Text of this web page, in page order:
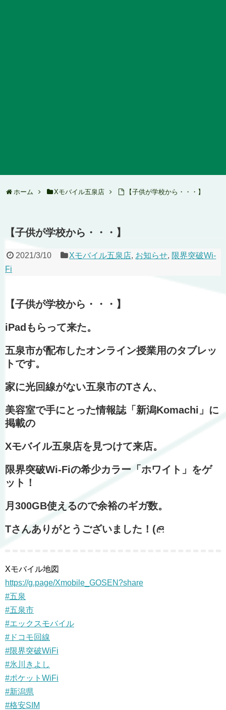
ホーム Xモバイル五泉店 【子供が学校から・・・】
【子供が学校から・・・】
2021/3/10 Xモバイル五泉店, お知らせ, 限界突破Wi-
Fi
【子供が学校から・・・】
iPadもらって来た。
五泉市が配布したオンライン授業用のタブレッ
トです。
家に光回線がない五泉市のTさん、
美容室で手にとった情報誌「新潟Komachi」に
掲載の
Xモバイル五泉店を見つけて来店。
限界突破Wi-Fiの希少カラー「ホワイト」をゲ
ット！
月300GB使えるので余裕のギガ数。
Tさんありがとうございました！(
Xモバイル地図
https://g.page/Xmobile_GOSEN?share
#五泉
#五泉市
#エックスモバイル
#ドコモ回線
#限界突破WiFi
#氷川きよし
#ポケットWiFi
#新潟県
#格安SIM